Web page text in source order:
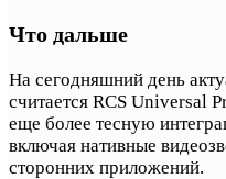
Что дальше
На сегодняшний день
считается RCS Universal
еще более тесную
включая нативные
сторонних приложений.